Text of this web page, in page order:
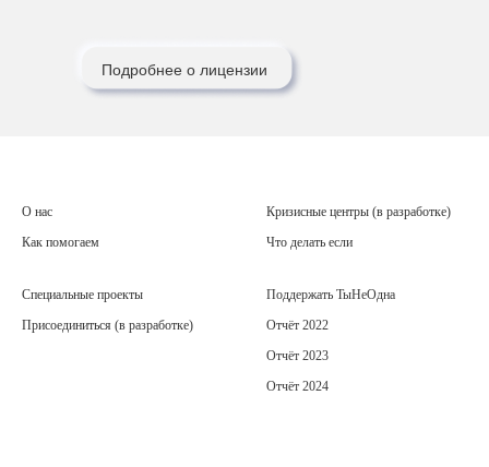
Подробнее о лицензии
О нас
Как помогаем
Кризисные центры (в разработке)
Что делать если
Специальные проекты
Присоединиться (в разработке)
Поддержать ТыНеОдна
Отчёт 2022
Отчёт 2023
Отчёт 2024